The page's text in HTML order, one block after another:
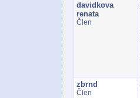
davidkova
renata
Člen
zbrnd
Člen